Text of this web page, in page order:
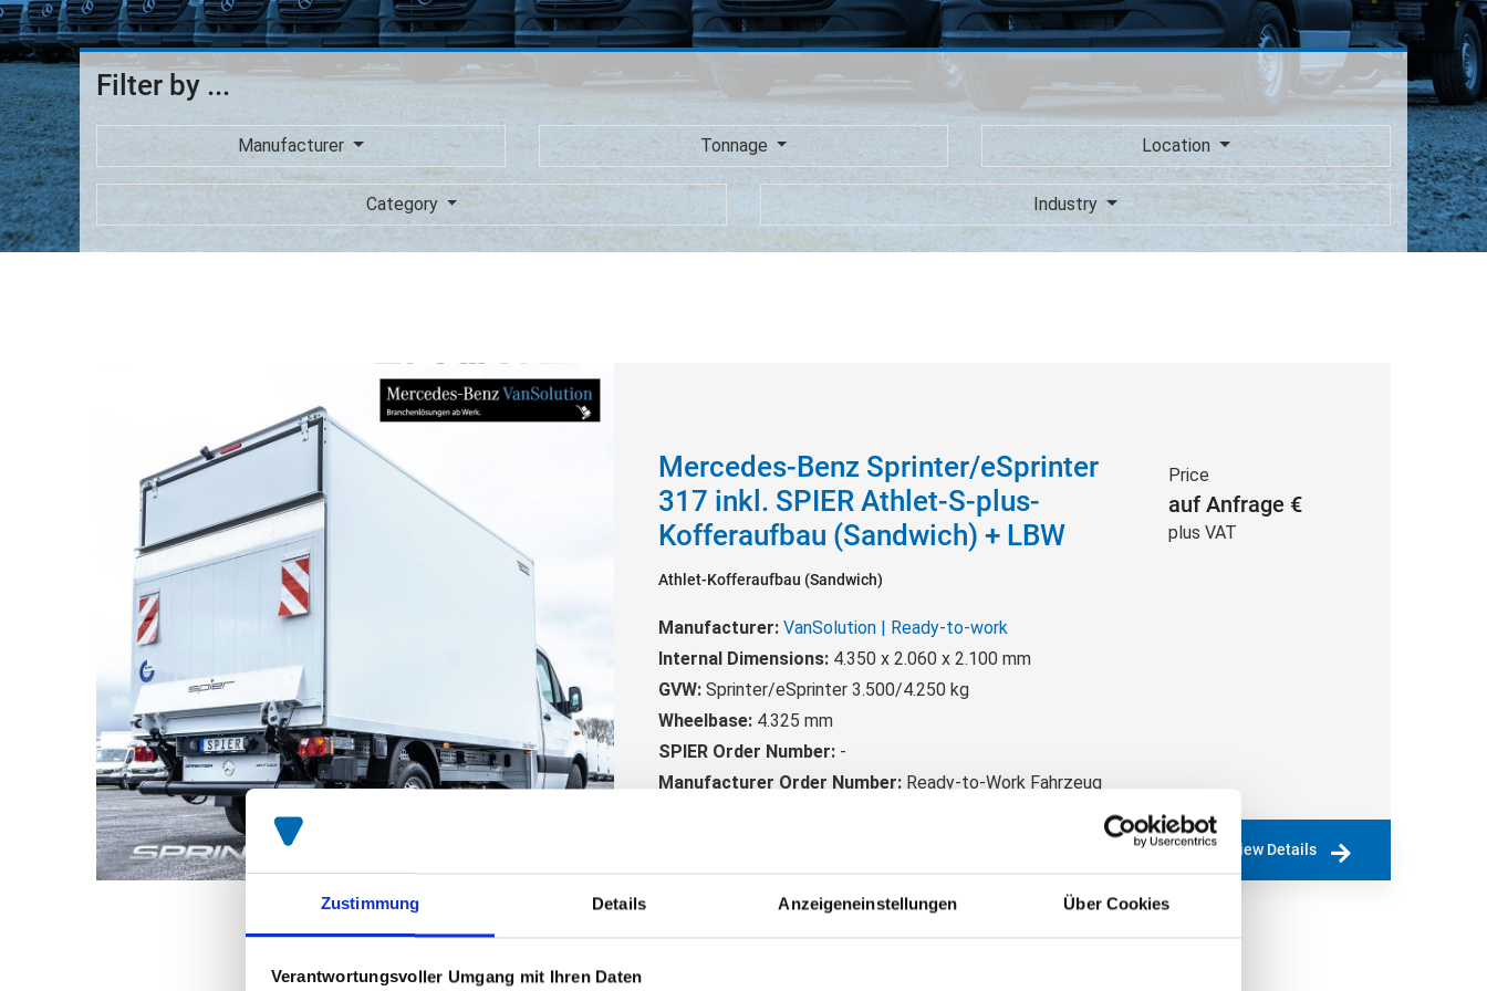
Zustimmung Details Anzeigeneinstellungen Über Cookies
Verantwortungsvoller Umgang mit Ihren Daten
Filter by ...
Manufacturer Tonnage Location
Category Industry
Mercedes-Benz Sprinter/eSprinter
317 inkl. SPIER Athlet-S-plus-
Kofferaufbau (Sandwich) + LBW
Athlet-Kofferaufbau (Sandwich)
Manufacturer: VanSolution | Ready-to-work
Internal Dimensions: 4.350 x 2.060 x 2.100 mm
GVW: Sprinter/eSprinter 3.500/4.250 kg
Wheelbase: 4.325 mm
SPIER Order Number: -
Manufacturer Order Number: Ready-to-Work Fahrzeug
Price
auf Anfrage €
plus VAT
View Details